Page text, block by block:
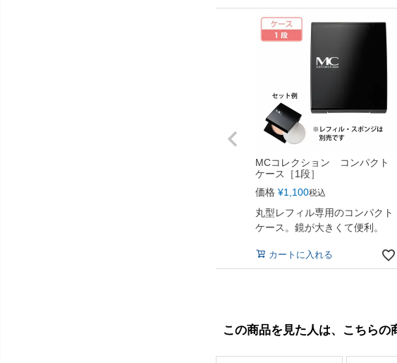
MCコレクション コンパクト
ケース［1段］
価格 ¥1,100税込
丸型レフィル専用のコンパクト
ケース。鏡が大きくて便利。
カートに入れる
この商品を見た人は、こちらの